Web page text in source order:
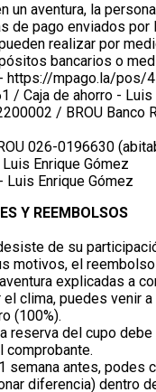
un aventura, la
de pago enviados por
realizar por
bancarios o
https://mpago.la/pos/
/ Caja de ahorro - Luis
/ BROU Banco
026-0196630
Enrique Gómez
Luis Enrique Gómez
Y REEMBOLSOS
de su
motivos, el
explicadas a
clima, puedes venir a
(100%).
reserva del cupo
comprobante.
semana antes, podes
diferencia) dentro